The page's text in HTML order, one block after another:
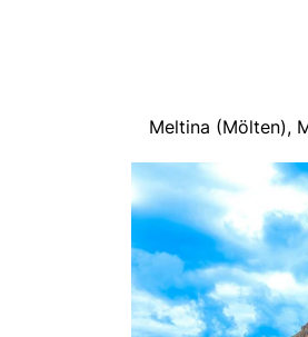
Meltina (Mölten),